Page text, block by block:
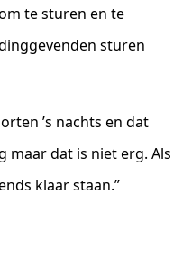
te sturen en te
sturen
’s nachts en dat
maar dat is niet erg. Als
klaar staan.”